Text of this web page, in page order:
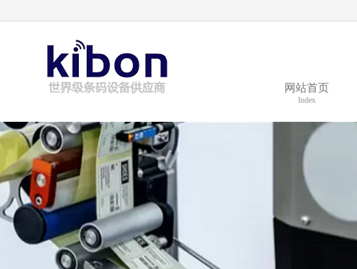
网站首页
Index